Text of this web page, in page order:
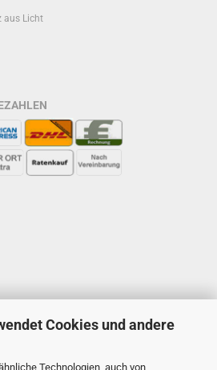
Cookies und andere
Technologien, auch von
aus Licht